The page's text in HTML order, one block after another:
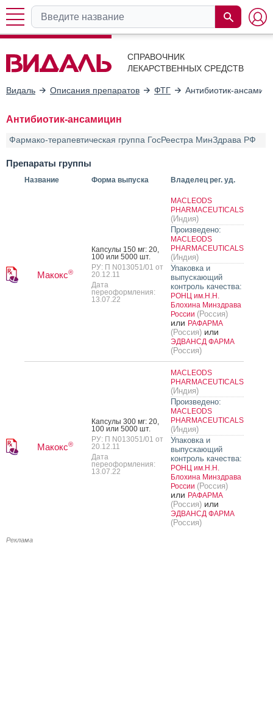
СПРАВОЧНИК
ЛЕКАРСТВЕННЫХ СРЕДСТВ
Видаль Описания препаратов ФТГ Антибиотик-
Антибиотик-ансамицин
Фармако-терапевтическая группа ГосРеестра МинЗдрава РФ
Препараты группы
Название Форма выпуска Владелец рег. уд.
Макокс®
Кап­су­лы 150 мг: 20,
100 или 5000 шт.
РУ: П N013051/01 от
20.12.11
Дата
переоформления:
13.07.22
MACLEODS
PHARMACEUTICALS
(Индия)
Произведено:
MACLEODS
PHARMACEUTICALS
(Индия)
Упаковка и
выпускающий
контроль качества:
РОНЦ им.Н.Н.
Блохина Минздрава
России (Россия)
или РАФАРМА
(Россия) или
ЭДВАНСД ФАРМА
(Россия)
Макокс®
Кап­су­лы 300 мг: 20,
100 или 5000 шт.
РУ: П N013051/01 от
20.12.11
Дата
переоформления:
13.07.22
MACLEODS
PHARMACEUTICALS
(Индия)
Произведено:
MACLEODS
PHARMACEUTICALS
(Индия)
Упаковка и
выпускающий
контроль качества:
РОНЦ им.Н.Н.
Блохина Минздрава
России (Россия)
или РАФАРМА
(Россия) или
ЭДВАНСД ФАРМА
(Россия)
Реклама